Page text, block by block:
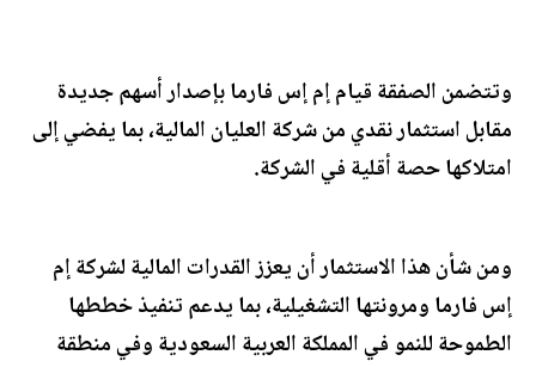
وتتضمن الصفقة قيام إم إس فارما بإصدار أسهم جديدة
مقابل استثمار نقدي من شركة العليان المالية، بما يفضي إلى
امتلاكها حصة أقلية في الشركة.
ومن شأن هذا الاستثمار أن يعزز القدرات المالية لشركة إم
إس فارما ومرونتها التشغيلية، بما يدعم تنفيذ خططها
الطموحة للنمو في المملكة العربية السعودية وفي منطقة